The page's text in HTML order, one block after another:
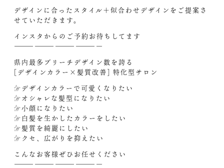
デザインに合ったスタイル＋似合わせデザインをご提案さ
せていただきます。
インスタからのご予約お待ちしてます‍
—————————————
県内最多ブリーチデザイン数を誇る
[デザインカラー×髪質改善] 特化型サロン
☞デザインカラーで可愛くなりたい
☞オシャレな髪型になりたい
☞小顔になりたい
☞白髪を生かしたカラーをしたい
☞髪質を綺麗にしたい
☞クセ、広がりを抑えたい
こんなお客様ぜひお任せください‍
—————————————